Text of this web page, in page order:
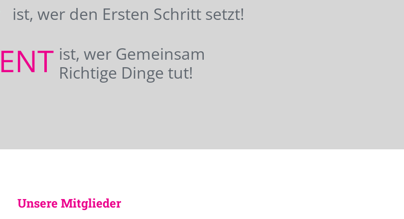
ist, wer den Ersten Schritt setzt!
ist, wer Gemeinsam
Richtige Dinge tut!
Unsere Mitglieder